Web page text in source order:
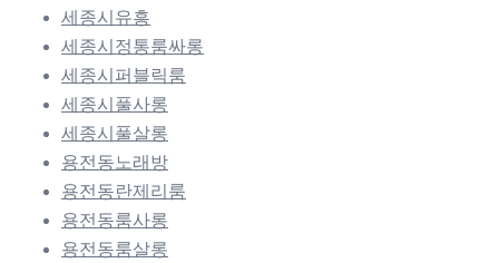
세종시유흥
세종시정통룸싸롱
세종시퍼블릭룸
세종시풀사롱
세종시풀살롱
용전동노래방
용전동란제리룸
용전동룸사롱
용전동룸살롱